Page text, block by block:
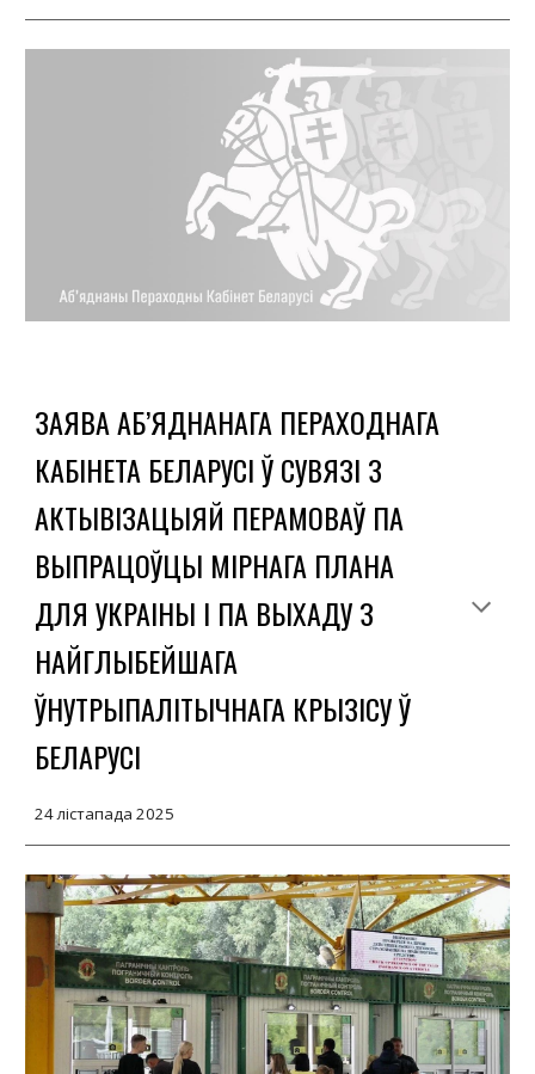
ЗАЯВА АБ’ЯДНАНАГА ПЕРАХОДНАГА
КАБІНЕТА БЕЛАРУСІ Ў СУВЯЗІ З
АКТЫВІЗАЦЫЯЙ ПЕРАМОВАЎ ПА
ВЫПРАЦОЎЦЫ МІРНАГА ПЛАНА
ДЛЯ УКРАІНЫ І ПА ВЫХАДУ З
НАЙГЛЫБЕЙШАГА
ЎНУТРЫПАЛІТЫЧНАГА КРЫЗІСУ Ў
БЕЛАРУСІ
24 лістапада2025